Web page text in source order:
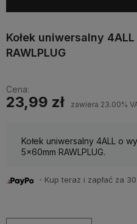
Kołek uniwersalny
RAWLPLUG
Cena:
23,99 zł zawiera 23.00%
Kołek uniwersalny 4ALL o
5x60mm RAWLPLUG.
・Kup teraz i zapłać za